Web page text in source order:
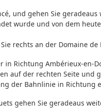
und gehen Sie
wurde und von dem
rechts an der Domaine
Richtung Ambérieux-en-
auf der rechten Seite und
der Bahnlinie in Richtung
gehen Sie geradeaus